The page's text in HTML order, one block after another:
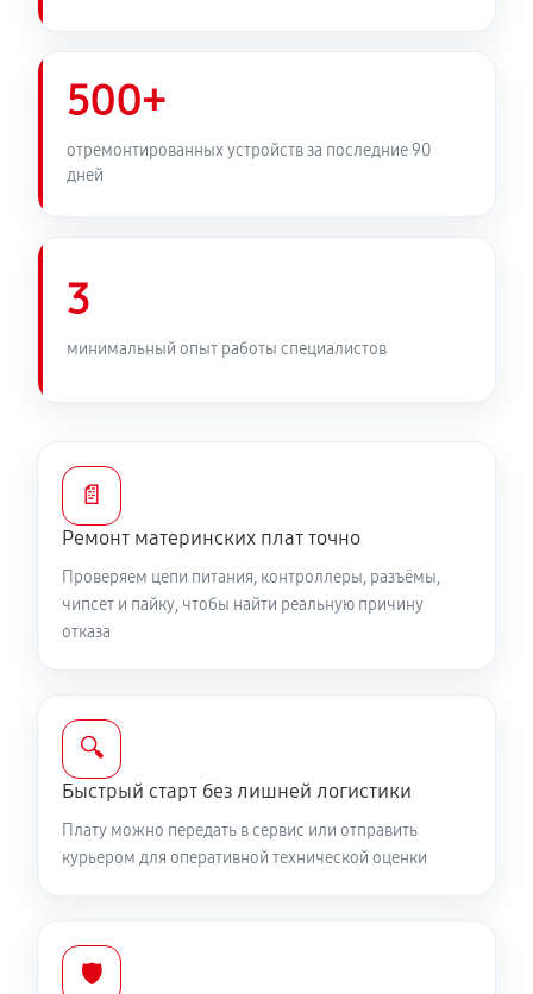
500+
отремонтированных устройств за последние 90
дней
3
минимальный опыт работы специалистов
📄
Ремонт материнских плат точно
Проверяем цепи питания, контроллеры, разъёмы,
чипсет и пайку, чтобы найти реальную причину
отказа
🔍
Быстрый старт без лишней логистики
Плату можно передать в сервис или отправить
курьером для оперативной технической оценки
🛡️